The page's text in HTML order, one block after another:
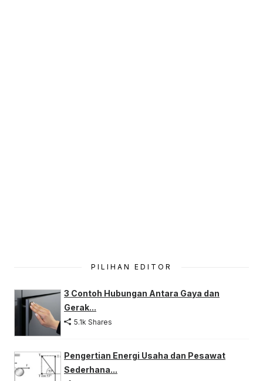
PILIHAN EDITOR
3 Contoh Hubungan Antara Gaya dan
Gerak...
5.1k Shares
Pengertian Energi Usaha dan Pesawat
Sederhana...